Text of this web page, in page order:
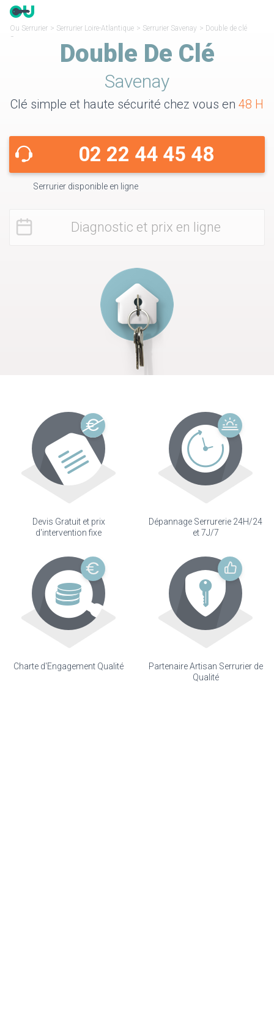
Ou Serrurier > Serrurier Loire-Atlantique > Serrurier Savenay > Double de clé
Savenay
Double De Clé
Savenay
Clé simple et haute sécurité chez vous en 48 H
02 22 44 45 48
Serrurier disponible en ligne
Diagnostic et prix en ligne
Devis Gratuit et prix
d'intervention fixe
Dépannage Serrurerie 24H/24
et 7J/7
Charte d'Engagement Qualité
Partenaire Artisan Serrurier de
Qualité